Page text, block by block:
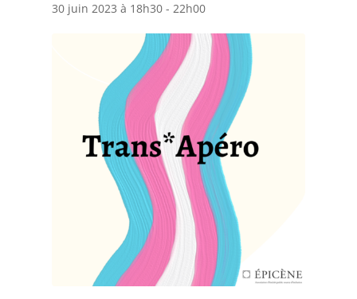
30 juin 2023 à 18h30- 22h00